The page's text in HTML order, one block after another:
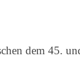
dem 45.